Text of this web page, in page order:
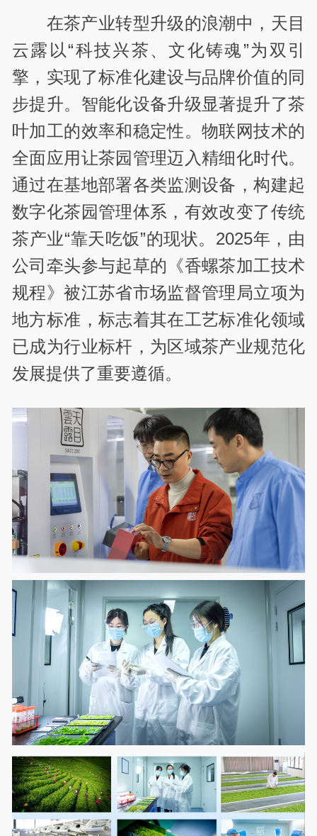
在茶产业转型升级的浪潮中，天目
云露以“科技兴茶、文化铸魂”为双引
擎，实现了标准化建设与品牌价值的同
步提升。智能化设备升级显著提升了茶
叶加工的效率和稳定性。物联网技术的
全面应用让茶园管理迈入精细化时代。
通过在基地部署各类监测设备，构建起
数字化茶园管理体系，有效改变了传统
茶产业“靠天吃饭”的现状。2025年，由
公司牵头参与起草的《香螺茶加工技术
规程》被江苏省市场监督管理局立项为
地方标准，标志着其在工艺标准化领域
已成为行业标杆，为区域茶产业规范化
发展提供了重要遵循。